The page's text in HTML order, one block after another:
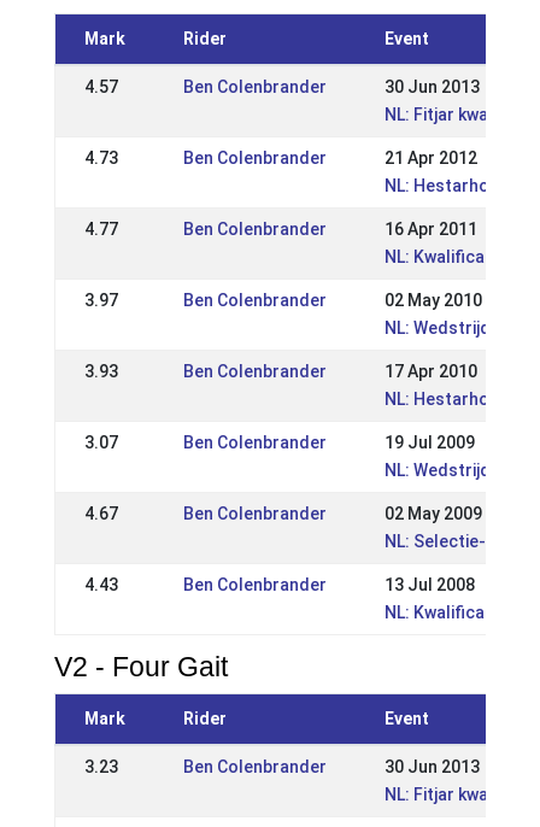
Mark Rider Event
4.57 Ben Colenbrander
30 Jun 2013
NL: Fitjar
4.73 Ben Colenbrander
21 Apr 2012
NL: Hestarholt
4.77 Ben Colenbrander
16 Apr 2011
NL:
3.97 Ben Colenbrander
02 May 2010
NL: Wedstrijd Meijel
3.93 Ben Colenbrander
17 Apr 2010
NL: Hestarholt
3.07 Ben Colenbrander
19 Jul 2009
NL: Wedstrijden
4.67 Ben Colenbrander
02 May 2009
NL: Selectie- en
4.43 Ben Colenbrander
13 Jul 2008
NL:
V2 - Four Gait
Mark Rider Event
3.23 Ben Colenbrander
30 Jun 2013
NL: Fitjar